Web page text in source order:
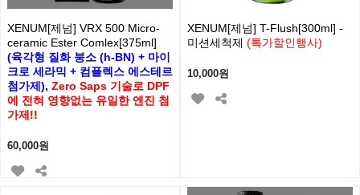
XENUM[제넘] VRX 500 Micro-
ceramic Ester Comlex[375ml]
(육각형 질화 붕소 (h-BN) + 마이
크로 세라믹 + 컴플렉스 에스테르
첨가제), Zero Saps 기술로 DPF
에 전혀 영향없는 유일한 엔진 첨
가제!!
60,000원
XENUM[제넘] T-Flush[300ml] -
미션세척제 (특가할인행사)
10,000원